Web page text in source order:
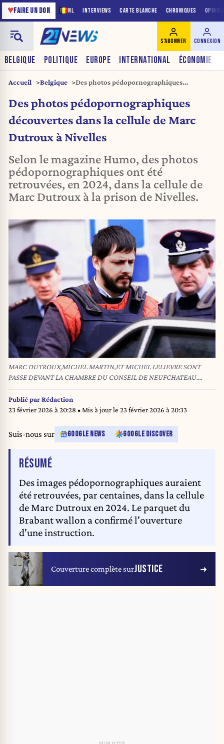
NL INTERVIEWS CARTE BLANCHE CHRONIQUES
♥FAIRE UN DON
BELGIQUE POLITIQUE EUROPE INTERNATIONAL ÉCONOMIE
S'ABONNER CONNEXION
Accueil Belgique
Des photos pédopornographiques
à Nivelles
Des photos pédopornographiques
découvertes dans la cellule de Marc
Dutroux à Nivelles
Selon le magazine Humo, des photos
pédopornographiques ont été
retrouvées, en 2024, dans la cellule de
Marc Dutroux à la prison de Nivelles.
MARC DUTROUX,MICHEL MARTIN,ET MICHEL LELIEVRE SONT
PASSE DEVANT LA CHAMBRE DU CONSEIL DE NEUFCHATEAU.
Photo,MARC DUTROUX QUITTE LE PALAIS DE JUSTICE DE
NEUFCHATEAU.
Publié parRédaction
23 février 2026 à 20:28 • Mis à jour le 23 février 2026 à 20:33
Suis-nous sur GOOGLE NEWS GOOGLE DISCOVER
RÉSUMÉDE L'ARTICLE
Des images pédopornographiques auraient
été retrouvées, par centaines, dans la cellule
de Marc Dutroux en 2024. Le parquet du
Brabant wallon a confirmé l'ouverture
d'une instruction.
Couverture complète surJUSTICE